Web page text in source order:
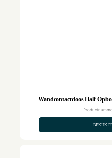
Wandcontactdoos Half
BEKIJK